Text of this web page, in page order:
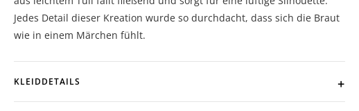
Jedes Detail dieser Kreation wurde so durchdacht, dass sich die Braut
wie in einem Märchen fühlt.
KLEIDDETAILS